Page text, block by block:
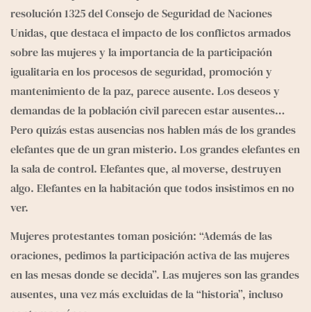
resolución 1325 del Consejo de Seguridad de Naciones
Unidas, que destaca el impacto de los conflictos armados
sobre las mujeres y la importancia de la participación
igualitaria en los procesos de seguridad, promoción y
mantenimiento de la paz, parece ausente. Los deseos y
demandas de la población civil parecen estar ausentes…
Pero quizás estas ausencias nos hablen más de los grandes
elefantes que de un gran misterio. Los grandes elefantes en
la sala de control. Elefantes que, al moverse, destruyen
algo. Elefantes en la habitación que todos insistimos en no
ver.
Mujeres protestantes toman posición: “Además de las
oraciones, pedimos la participación activa de las mujeres
en las mesas donde se decida”. Las mujeres son las grandes
ausentes, una vez más excluidas de la “historia”, incluso